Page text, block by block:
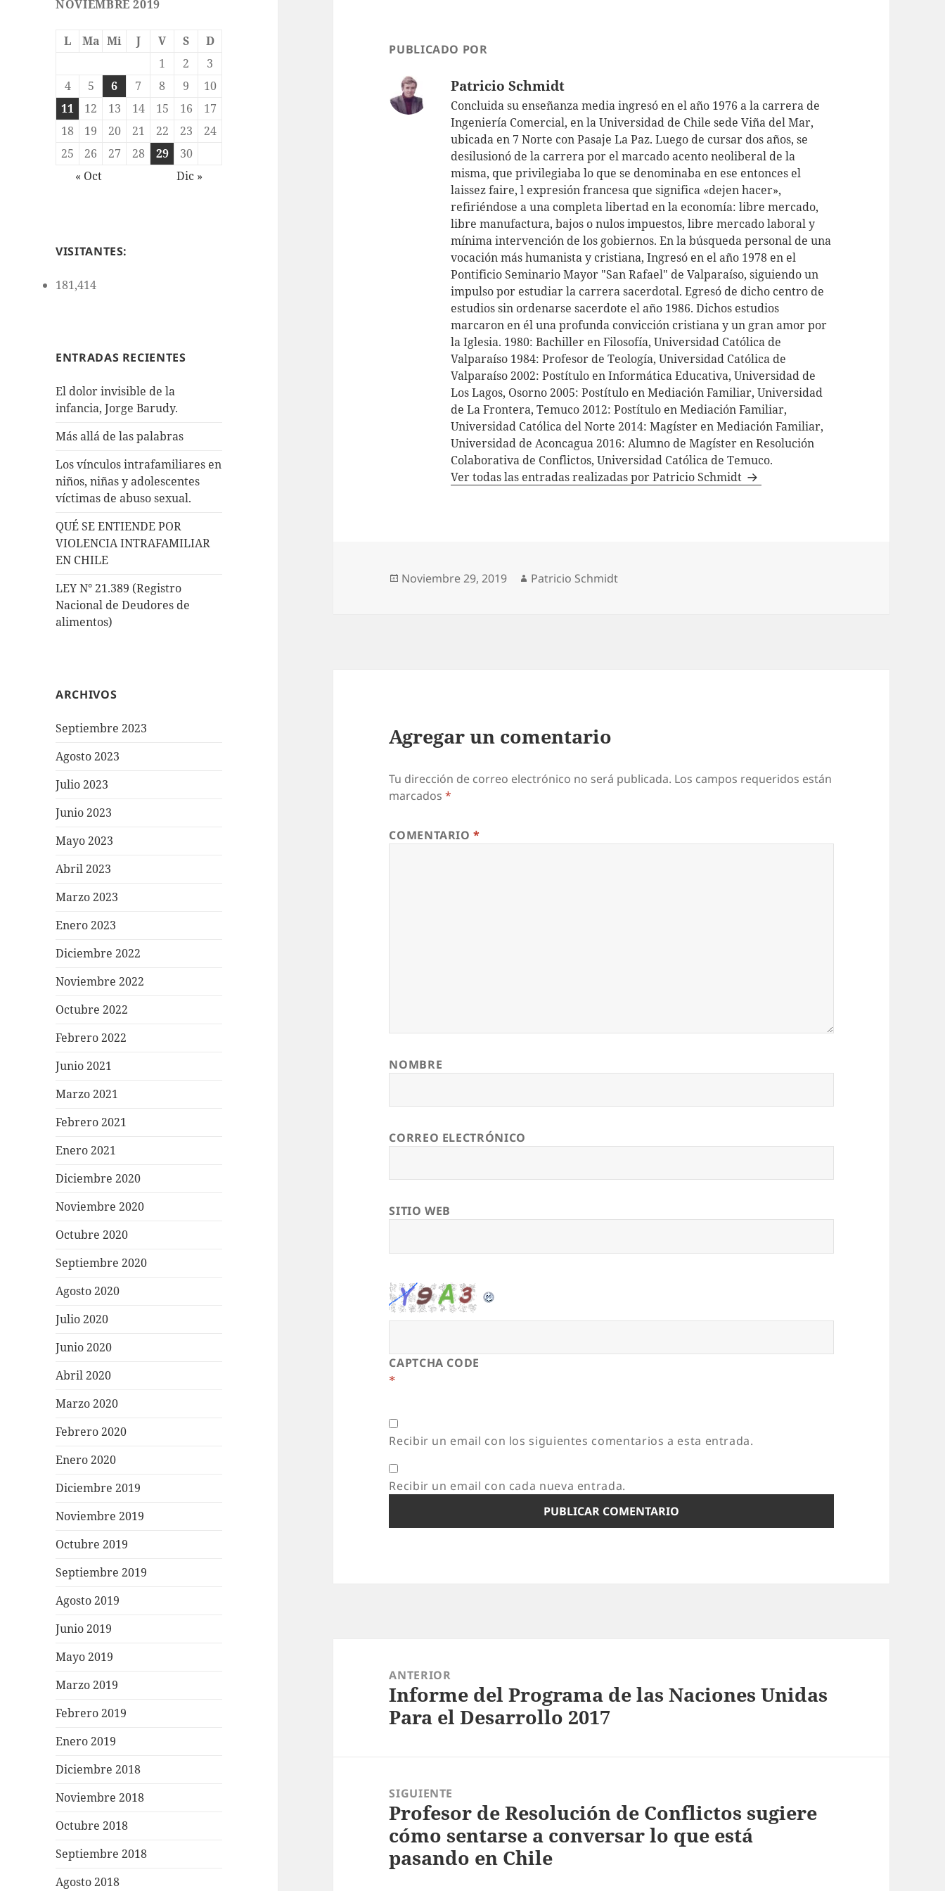
NOVIEMBRE 2019
L Ma Mi J V S
D
1
2
3
4
5 6 7 8 9
10
11
12 13 14 15 16
17
18
19 20 21 22 23
24
25
26 27 28 29
30
« Oct
Dic »
VISITANTES:
181,414
ENTRADAS RECIENTES
El dolor invisible de la
infancia, Jorge Barudy.
Más allá de las palabras
Los vínculos intrafamiliares en
niños, niñas y adolescentes
víctimas de abuso sexual.
QUÉ SE ENTIENDE POR
VIOLENCIA INTRAFAMILIAR
EN CHILE
LEY N° 21.389 (Registro
Nacional de Deudores de
alimentos)
ARCHIVOS
Septiembre 2023
Agosto 2023
Julio 2023
Junio 2023
Mayo 2023
Abril 2023
Marzo 2023
Enero 2023
Diciembre 2022
Noviembre 2022
Octubre 2022
Febrero 2022
Junio 2021
Marzo 2021
Febrero 2021
Enero 2021
Diciembre 2020
Noviembre 2020
Octubre 2020
Septiembre 2020
Agosto 2020
Julio 2020
Junio 2020
Abril 2020
Marzo 2020
Febrero 2020
Enero 2020
Diciembre 2019
Noviembre 2019
Octubre 2019
Septiembre 2019
Agosto 2019
Junio 2019
Mayo 2019
Marzo 2019
Febrero 2019
Enero 2019
Diciembre 2018
Noviembre 2018
Octubre 2018
Septiembre 2018
Agosto 2018
p
PUBLICADO POR
Patricio Schmidt
Concluida su enseñanza media ingresó en el año 1976 a la carrera de
Ingeniería Comercial, en la Universidad de Chile sede Viña del Mar,
ubicada en 7 Norte con Pasaje La Paz. Luego de cursar dos años, se
desilusionó de la carrera por el marcado acento neoliberal de la
misma, que privilegiaba lo que se denominaba en ese entonces el
laissez faire, l expresión francesa que significa «dejen hacer»,
refiriéndose a una completa libertad en la economía: libre mercado,
libre manufactura, bajos o nulos impuestos, libre mercado laboral y
mínima intervención de los gobiernos. En la búsqueda personal de una
vocación más humanista y cristiana, Ingresó en el año 1978 en el
Pontificio Seminario Mayor "San Rafael" de Valparaíso, siguiendo un
impulso por estudiar la carrera sacerdotal. Egresó de dicho centro de
estudios sin ordenarse sacerdote el año 1986. Dichos estudios
marcaron en él una profunda convicción cristiana y un gran amor por
la Iglesia. 1980: Bachiller en Filosofía, Universidad Católica de
Valparaíso 1984: Profesor de Teología, Universidad Católica de
Valparaíso 2002: Postítulo en Informática Educativa, Universidad de
Los Lagos, Osorno 2005: Postítulo en Mediación Familiar, Universidad
de La Frontera, Temuco 2012: Postítulo en Mediación Familiar,
Universidad Católica del Norte 2014: Magíster en Mediación Familiar,
Universidad de Aconcagua 2016: Alumno de Magíster en Resolución
Colaborativa de Conflictos, Universidad Católica de Temuco.
Ver todas las entradas realizadas por Patricio Schmidt
Publicado
Noviembre 29, 2019 Autor
Patricio Schmidt
Agregar un comentario
Tu dirección de correo electrónico no será publicada. Los campos requeridos están
marcados*
COMENTARIO*
NOMBRE
CORREO ELECTRÓNICO
SITIO WEB
CAPTCHA CODE
*
Recibir un email con los siguientes comentarios a esta entrada.
Recibir un email con cada nueva entrada.
entradas
ANTERIOR
Entrada
anterior:
Informe del Programa de las Naciones Unidas
Para el Desarrollo 2017
SIGUIENTE
Entrada
siguiente:
Profesor de Resolución de Conflictos sugiere
cómo sentarse a conversar lo que está
pasando en Chile